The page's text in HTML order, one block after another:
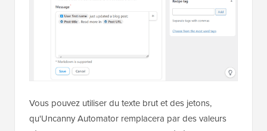
Vous pouvez utiliser du texte brut et des jetons,
qu'Uncanny Automator remplacera par des valeurs